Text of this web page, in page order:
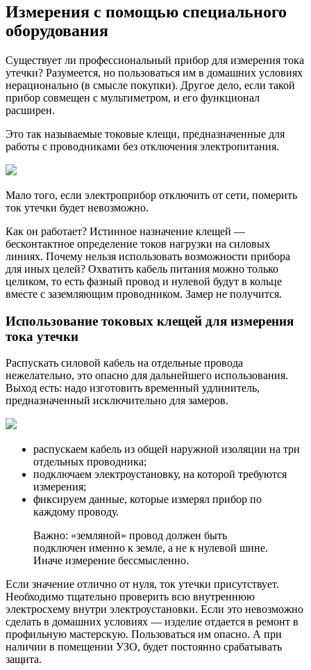
Измерения с помощью специального
оборудования
Существует ли профессиональный прибор для измерения тока
утечки? Разумеется, но пользоваться им в домашних условиях
нерационально (в смысле покупки). Другое дело, если такой
прибор совмещен с мультиметром, и его функционал
расширен.
Это так называемые токовые клещи, предназначенные для
работы с проводниками без отключения электропитания.
Мало того, если электроприбор отключить от сети, померить
ток утечки будет невозможно.
Как он работает? Истинное назначение клещей —
бесконтактное определение токов нагрузки на силовых
линиях. Почему нельзя использовать возможности прибора
для иных целей? Охватить кабель питания можно только
целиком, то есть фазный провод и нулевой будут в кольце
вместе с заземляющим проводником. Замер не получится.
Использование токовых клещей для измерения
тока утечки
Распускать силовой кабель на отдельные провода
нежелательно, это опасно для дальнейшего использования.
Выход есть: надо изготовить временный удлинитель,
предназначенный исключительно для замеров.
распускаем кабель из общей наружной изоляции на три
отдельных проводника;
подключаем электроустановку, на которой требуются
измерения;
фиксируем данные, которые измерял прибор по
каждому проводу.
Важно: «земляной» провод должен быть
подключен именно к земле, а не к нулевой шине.
Иначе измерение бессмысленно.
Если значение отлично от нуля, ток утечки присутствует.
Необходимо тщательно проверить всю внутреннюю
электросхему внутри электроустановки. Если это невозможно
сделать в домашних условиях — изделие отдается в ремонт в
профильную мастерскую. Пользоваться им опасно. А при
наличии в помещении УЗО, будет постоянно срабатывать
защита.